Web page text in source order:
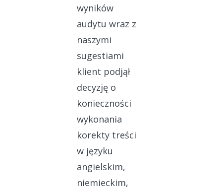
wyników
audytu wraz z
naszymi
sugestiami
klient podjął
decyzję o
konieczności
wykonania
korekty treści
w języku
angielskim,
niemieckim,